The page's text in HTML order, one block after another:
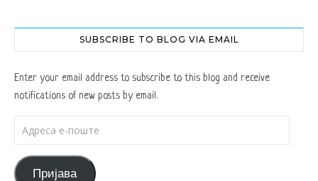
SUBSCRIBE TO BLOG VIA EMAIL
Enter your email address to subscribe to this blog and receive
notifications of new posts by email.
Пријава